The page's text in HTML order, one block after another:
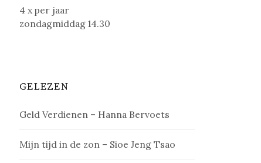
4 x per jaar
zondagmiddag 14.30
GELEZEN
Geld Verdienen – Hanna Bervoets
Mijn tijd in de zon – Sioe Jeng Tsao